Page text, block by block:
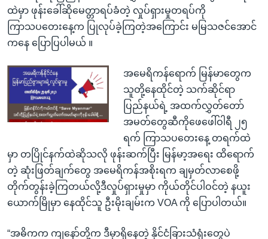
ထဲမှာ ဖုန်းခေါ်ဆိုမေတ္တာရပ်ခံတဲ့ လှုပ်ရှားမှုတရပ်ကို
ကြာသပတေးနေ့က ပြုလုပ်ခဲ့ကြတဲ့အကြောင်း မမြသဇင်အောင်
ကနေ ပြောပြပါမယ် ။
အမေရိကန်ရောက် မြန်မာတွေက
သူတို့နေထိုင်တဲ့ သက်ဆိုင်ရာ
ပြည်နယ်ရဲ့ အထက်လွှတ်တော်
အမတ်တွေဆီကိုဖေဖေါ်ဝါရီ ၂၅
ရက် ကြာသပတေးနေ့ တရက်ထဲ
မှာ တပြိုင်နက်ထဲဆိုသလို ဖုန်းဆက်ပြီး မြန်မာ့အရေး ထိရောက်
တဲ့ ဆုံးဖြတ်ချက်တွေ အမေရိကန်အစိုးရက ချမှတ်လာစေဖို့
တိုက်တွန်းခဲ့ကြတယ်လို့ဒီလှုပ်ရှားမှုမှာ ကိုယ်တိုင်ပါဝင်တဲ့ နယူး
ယောက်မြိုမှာ နေထိုင်သူ ဦးမိုးချမ်းက VOA ကို ပြောပါတယ်။
“အဓိကက ကျနော်တို့က ဒီမှာရှိနေတဲ့ နိုင်ငံခြားသံရုံးတွေပဲ